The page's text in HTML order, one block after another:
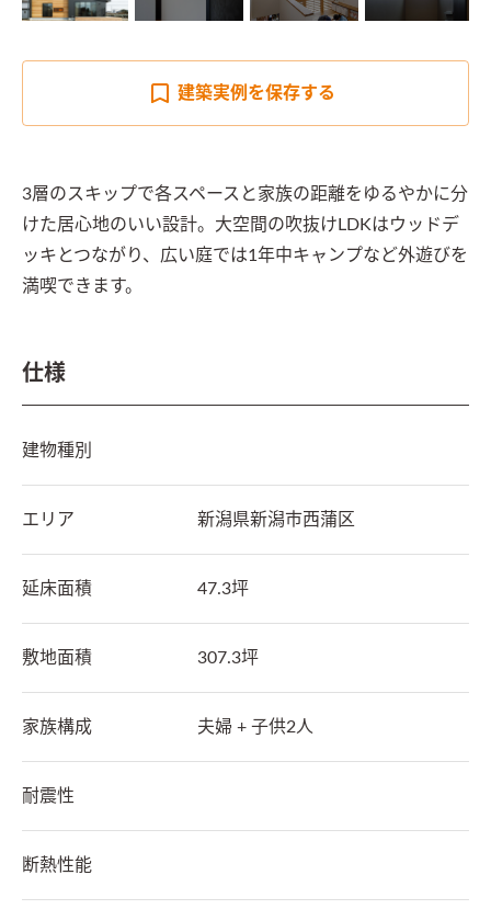
建築実例を保存する
3層のスキップで各スペースと家族の距離をゆるやかに分
けた居心地のいい設計。大空間の吹抜けLDKはウッドデ
ッキとつながり、広い庭では1年中キャンプなど外遊びを
満喫できます。
仕様
建物種別
エリア 新潟県新潟市西蒲区
延床面積 47.3坪
敷地面積 307.3坪
家族構成 夫婦 + 子供2人
耐震性
断熱性能